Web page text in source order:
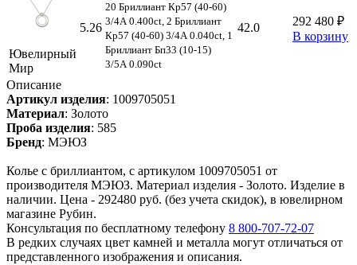
Ювелирный
Мир
5.26
20 Бриллиант Кp57 (40-60)
3/4А 0.400ct, 2 Бриллиант
Кp57 (40-60) 3/4А 0.040ct, 1
Бриллиант Бп33 (10-15)
3/5А 0.090ct
42.0
292 480 ₽
В корзину
Описание
Артикул изделия: 1009705051
Материал: Золото
Проба изделия: 585
Бренд: МЭЮЗ
Колье с бриллиантом, с артикулом 1009705051 от
производителя МЭЮЗ. Материал изделия - Золото. Изделие в
наличии. Цена - 292480 руб. (без учета скидок), в ювелирном
магазине Рубин.
Консультация по бесплатному телефону 8 800-707-72-07
В редких случаях цвет камней и металла могут отличаться от
представленного изображения и описания.